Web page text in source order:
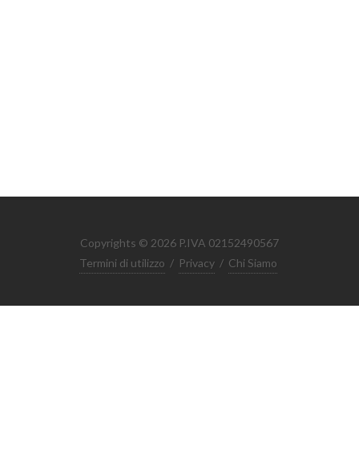
Copyrights © 2026 P.IVA 02152490567
Termini di utilizzo / Privacy / Chi Siamo